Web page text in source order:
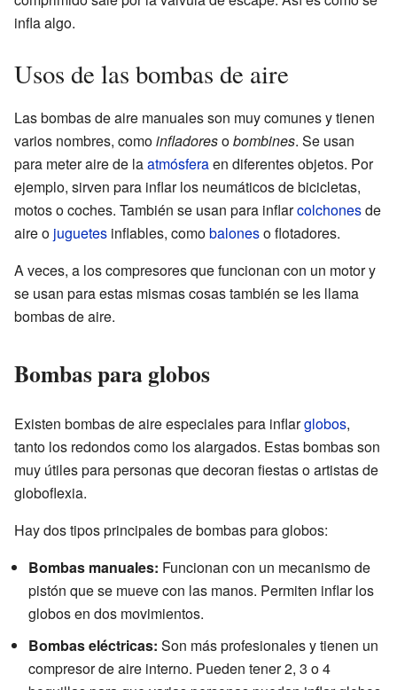
infla algo.
Usos de las bombas de aire
Las bombas de aire manuales son muy comunes y tienen
varios nombres, comoinfladoresobombines. Se usan
para meter aire de laatmósferaen diferentes objetos. Por
ejemplo, sirven para inflar los neumáticos de bicicletas,
motos o coches. También se usan para inflarcolchonesde
aire o juguetes inflables, comobaloneso flotadores.
A veces, a los compresores que funcionan con un motor y
se usan para estas mismas cosas también se les llama
bombas de aire.
Bombas para globos
Existen bombas de aire especiales para inflarglobos,
tanto los redondos como los alargados. Estas bombas son
muy útiles para personas que decoran fiestas o artistas de
globoflexia.
Hay dos tipos principales de bombas para globos:
Bombas manuales: Funcionan con un mecanismo de
pistón que se mueve con las manos. Permiten inflar los
globos en dos movimientos.
Bombas eléctricas: Son más profesionales y tienen un
compresor de aire interno. Pueden tener 2, 3 o 4